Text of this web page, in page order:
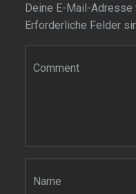
Deine E-Mail-
Erforderliche Felder